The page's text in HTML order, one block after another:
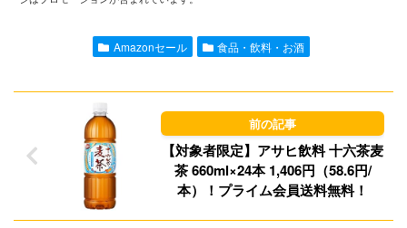
l o
o
n
y
Amazonセール 食品・飲料・お酒
【対象者限定】アサヒ飲料 十六茶麦
茶 660ml×24本 1,406円（58.6円/
本）！プライム会員送料無料！